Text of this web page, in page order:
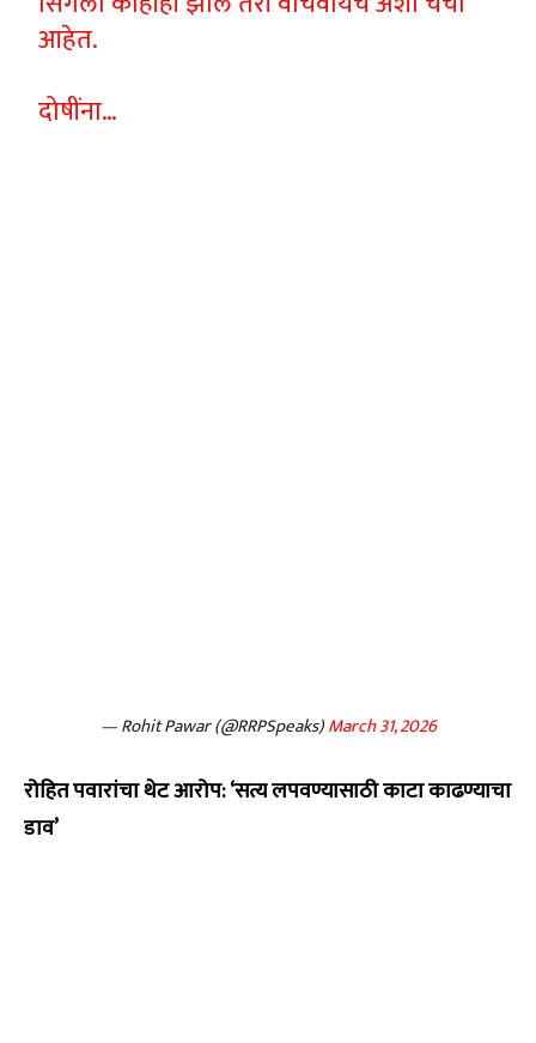
आहेत.
दोषींना…
— Rohit Pawar (@RRPSpeaks)March 31, 2026
रोहित पवारांचा थेट आरोप: ‘सत्य लपवण्यासाठी काटा काढण्याचा
डाव’